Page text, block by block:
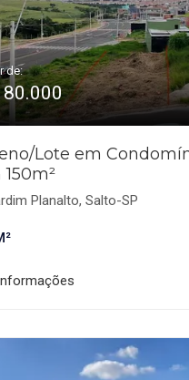
de:
Lote em
Planalto, Salto-SP